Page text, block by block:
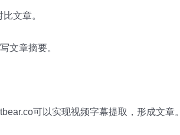
文章。
文章摘要。
可以实现视频字幕提取，形成文章。